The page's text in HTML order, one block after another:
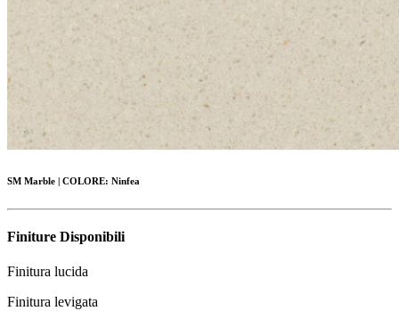
SM Marble | COLORE: Ninfea
Finiture Disponibili
Finitura lucida
Finitura levigata